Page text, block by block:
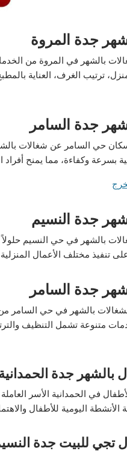
جدة المروة
بالشهر في المروة من
ترتيب الغرف، العناية
جدة السامر
حي السامر عن شغالات
بسرعة وكفاءة، مما يمنح
جدة النسيم
بالشهر في حي النسيم حلولاً
على تنفيذ مختلف الأعمال
جدة السامر
بالشهر في حي السامر من
متنوعة تشمل التنظيف
بالشهر جدة
في الحمدانية الأسر
الأنشطة اليومية للأطفال
تجي للبيت جدة